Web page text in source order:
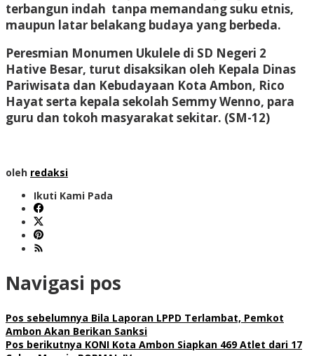
terbangun indah tanpa memandang suku etnis,
maupun latar belakang budaya yang berbeda.
Peresmian Monumen Ukulele di SD Negeri 2
Hative Besar, turut disaksikan oleh Kepala Dinas
Pariwisata dan Kebudayaan Kota Ambon, Rico
Hayat serta kepala sekolah Semmy Wenno, para
guru dan tokoh masyarakat sekitar. (SM-12)
oleh redaksi
Ikuti Kami Pada
Navigasi pos
Pos sebelumnya Bila Laporan LPPD Terlambat, Pemkot
Ambon Akan Berikan Sanksi
Pos berikutnya KONI Kota Ambon Siapkan 469 Atlet dari 17